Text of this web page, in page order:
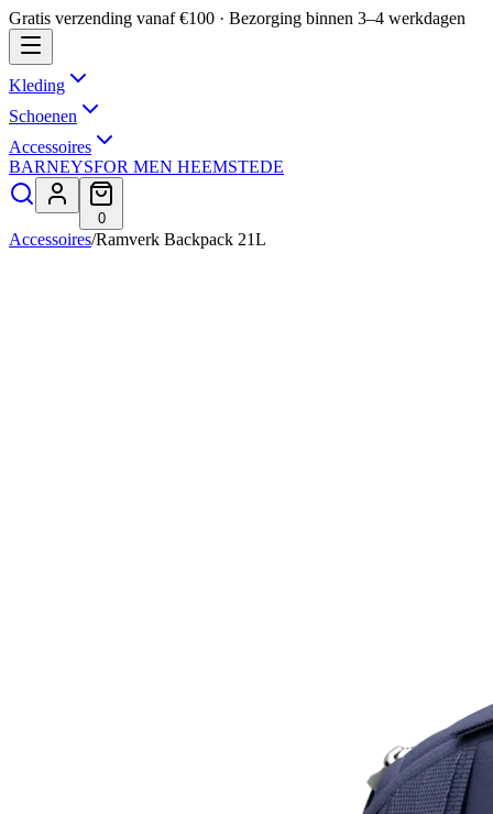
Gratis verzending vanaf €100 · Bezorging binnen 3–4 werkdagen
Kleding
Schoenen
Accessoires
BARNEYSFOR MEN HEEMSTEDE
0
Accessoires/Ramverk Backpack 21L